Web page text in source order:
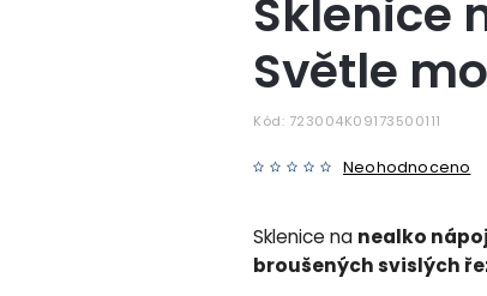
Sklenice
Světle
Kód: 723004K09173500111
Neohodnoceno
Sklenice na nealko
broušených svislých